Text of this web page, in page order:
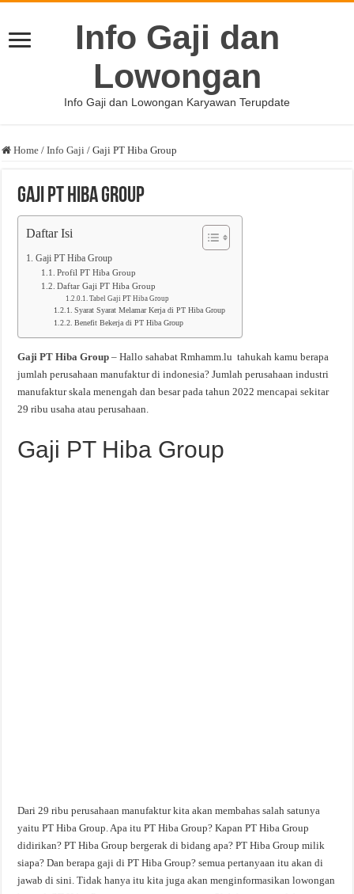
Info Gaji dan
Lowongan
Info Gaji dan Lowongan Karyawan Terupdate
Home / Info Gaji / Gaji PT Hiba Group
Gaji PT Hiba Group
Daftar Isi
Gaji PT Hiba Group
Profil PT Hiba Group
Daftar Gaji PT Hiba Group
Tabel Gaji PT Hiba Group
Syarat Syarat Melamar Kerja di PT Hiba Group
Benefit Bekerja di PT Hiba Group
Gaji PT Hiba Group – Hallo sahabat Rmhamm.lu tahukah kamu berapa
jumlah perusahaan manufaktur di indonesia? Jumlah perusahaan industri
manufaktur skala menengah dan besar pada tahun 2022 mencapai sekitar
29 ribu usaha atau perusahaan.
Gaji PT Hiba Group
Dari 29 ribu perusahaan manufaktur kita akan membahas salah satunya
yaitu PT Hiba Group. Apa itu PT Hiba Group? Kapan PT Hiba Group
didirikan? PT Hiba Group bergerak di bidang apa? PT Hiba Group milik
siapa? Dan berapa gaji di PT Hiba Group? semua pertanyaan itu akan di
jawab di sini. Tidak hanya itu kita juga akan menginformasikan lowongan